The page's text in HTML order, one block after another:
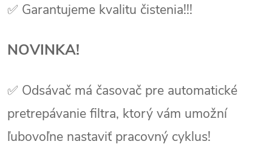
✅ Garantujeme kvalitu čistenia!!!
NOVINKA!
✅ Odsávač má časovač pre automatické
pretrepávanie filtra, ktorý vám umožní
ľubovoľne nastaviť pracovný cyklus!